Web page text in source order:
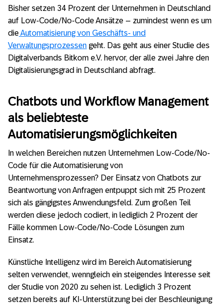
Bisher setzen 34 Prozent der Unternehmen in Deutschland
auf Low-Code/No-Code Ansätze – zumindest wenn es um
dieAutomatisierung von Geschäfts- und
Verwaltungsprozessen geht. Das geht aus einer Studie des
Digitalverbands Bitkom e.V. hervor, der alle zwei Jahre den
Digitalisierungsgrad in Deutschland abfragt.
Chatbots und Workflow Management
als beliebteste
Automatisierungsmöglichkeiten
In welchen Bereichen nutzen Unternehmen Low-Code/No-
Code für die Automatisierung von
Unternehmensprozessen? Der Einsatz von Chatbots zur
Beantwortung von Anfragen entpuppt sich mit 25 Prozent
sich als gängigstes Anwendungsfeld. Zum großen Teil
werden diese jedoch codiert, in lediglich 2 Prozent der
Fälle kommen Low-Code/No-Code Lösungen zum
Einsatz.
Künstliche Intelligenz wird im Bereich Automatisierung
selten verwendet, wenngleich ein steigendes Interesse seit
der Studie von 2020 zu sehen ist. Lediglich 3 Prozent
setzen bereits auf KI-Unterstützung bei der Beschleunigung